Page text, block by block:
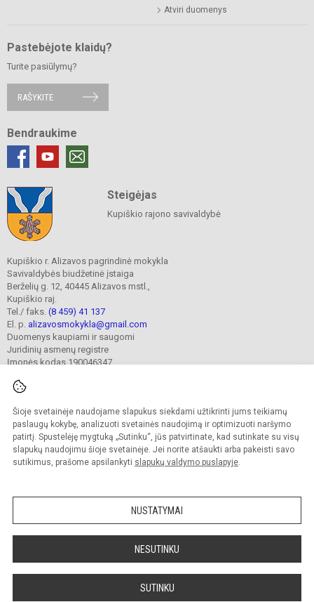
Šioje svetainėje naudojame slapukus siekdami užtikrinti jums teikiamų
paslaugų kokybę, analizuoti svetainės naudojimą ir optimizuoti naršymo
patirtį. Spustelėję mygtuką „Sutinku“, jūs patvirtinate, kad sutinkate su visų
slapukų naudojimu šioje svetainėje. Jei norite atšaukti arba pakeisti savo
sutikimus, prašome apsilankyti slapukų valdymo puslapyje.
NUSTATYMAI
NESUTINKU
SUTINKU
Atviri duomenys
Pastebėjote klaidų?
Turite pasiūlymų?
RAŠYKITE
Bendraukime
Steigėjas
Kupiškio rajono savivaldybė
Kupiškio r. Alizavos pagrindinė mokykla
Savivaldybės biudžetinė įstaiga
Berželių g. 12, 40445 Alizavos mstl.,
Kupiškio raj.
Tel./ faks. (8 459) 41 137
El. p. alizavosmokykla@gmail.com
Duomenys kaupiami ir saugomi
Juridinių asmenų registre
Įmonės kodas 190046347
© 2023. Kupiškio r. Alizavos pagrindinė mokykla. Visos teisės saugomos.
Kopijuoti turinį be raštiško įstaigos administracijos sutikimo griežtai draudžiama.
Prieinamumo paraiška Slapukų valdymas
Sumanus būdas atnaujinti